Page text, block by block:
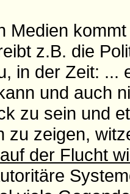
Medien
z.B. die
in der Zeit: ...
und auch
zu sein und
zu zeigen,
der Flucht